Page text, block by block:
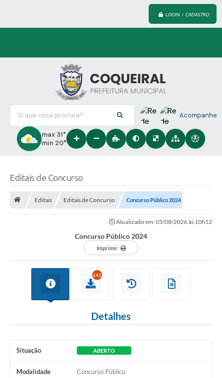
LOGIN / CADASTRO
O que voce procura? Acompanhe
max 31°
min 20°
Editais de Concurso
Editais Editais de Concurso Concurso Público 2024
Atualizado em: 05/08/2026 às 10h52
Concurso Público 2024
Imprimir
141
Detalhes
Situação ABERTO
Modalidade Concurso Público